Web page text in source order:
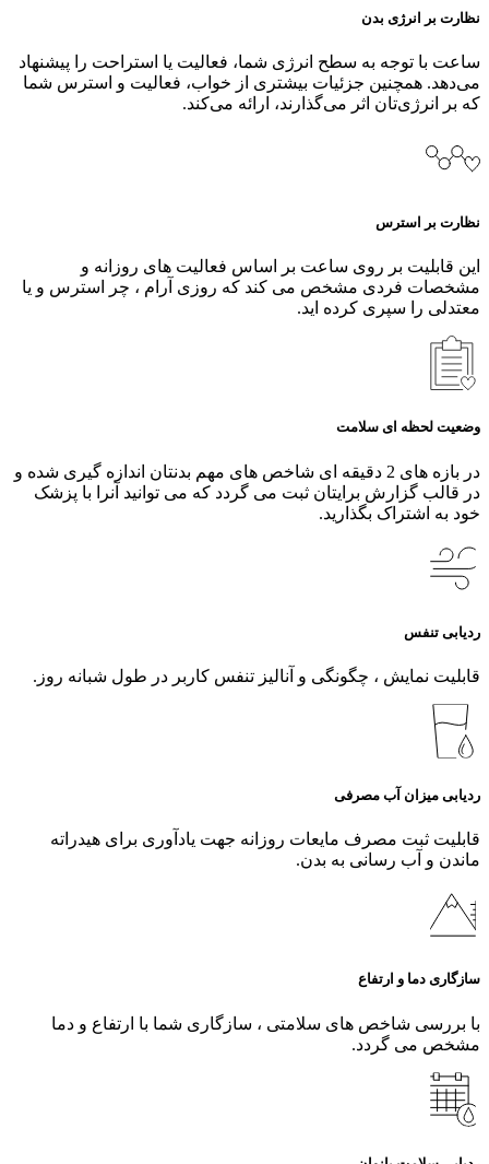
نظارت بر انرژی بدن
ساعت با توجه به سطح انرژی شما، فعالیت یا استراحت را پیشنهاد
می‌دهد. همچنین جزئیات بیشتری از خواب، فعالیت و استرس شما
که بر انرژی‌تان اثر می‌گذارند، ارائه می‌کند.
نظارت بر استرس
این قابلیت بر روی ساعت بر اساس فعالیت های روزانه و
مشخصات فردی مشخص می کند که روزی آرام ، چر استرس و یا
معتدلی را سپری کرده اید.
وضعیت لحظه ای سلامت
در بازه های 2 دقیقه ای شاخص های مهم بدنتان اندازه گیری شده و
در قالب گزارش برایتان ثبت می گردد که می توانید آنرا با پزشک
خود به اشتراک بگذارید.
ردیابی تنفس
قابلیت نمایش ، چگونگی و آنالیز تنفس کاربر در طول شبانه روز.
ردیابی میزان آب مصرفی
قابلیت ثبت مصرف مایعات روزانه جهت یادآوری برای هیدراته
ماندن و آب رسانی به بدن.
سازگاری دما و ارتفاع
با بررسی شاخص های سلامتی ، سازگاری شما با ارتفاع و دما
مشخص می گردد.